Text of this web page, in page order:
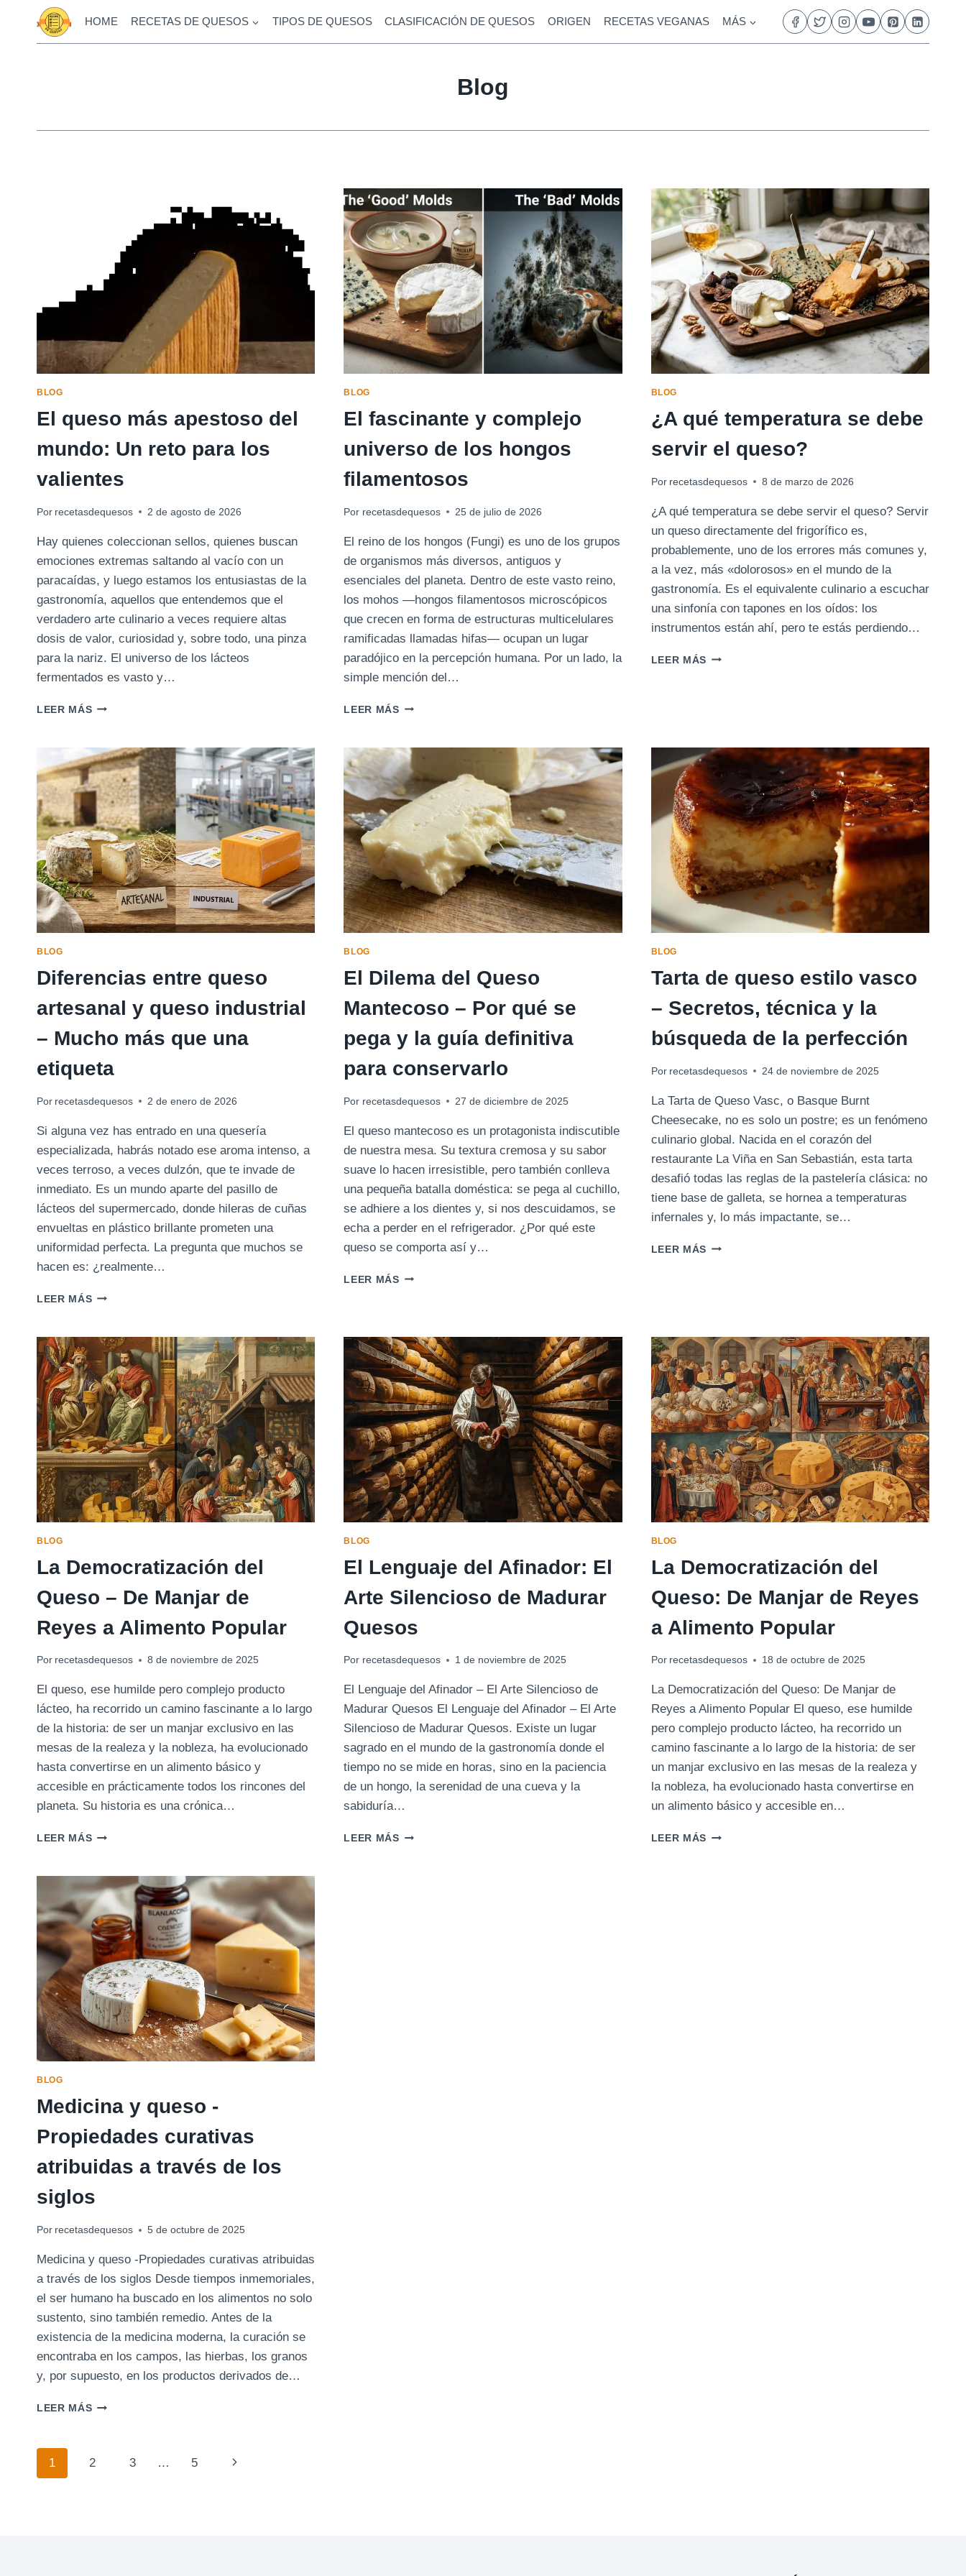
contenido
HOME RECETAS DE QUESOS TIPOS DE QUESOS CLASIFICACIÓN DE QUESOS ORIGEN RECETAS VEGANAS MÁS
Blog
BLOG
El queso más apestoso del
mundo: Un reto para los
valientes
Por recetasdequesos 2 de agosto de 2026
Hay quienes coleccionan sellos, quienes buscan
emociones extremas saltando al vacío con un
paracaídas, y luego estamos los entusiastas de la
gastronomía, aquellos que entendemos que el
verdadero arte culinario a veces requiere altas
dosis de valor, curiosidad y, sobre todo, una pinza
para la nariz. El universo de los lácteos
fermentados es vasto y…
LEER MÁSEL
APESTOSO
DEL
MUNDO:
UN
RETO
PARA
LOS
VALIENTES
BLOG
El fascinante y complejo
universo de los hongos
filamentosos
Por recetasdequesos 25 de julio de 2026
El reino de los hongos (Fungi) es uno de los grupos
de organismos más diversos, antiguos y
esenciales del planeta. Dentro de este vasto reino,
los mohos —hongos filamentosos microscópicos
que crecen en forma de estructuras multicelulares
ramificadas llamadas hifas— ocupan un lugar
paradójico en la percepción humana. Por un lado, la
simple mención del…
LEER MÁSEL
COMPLEJO
UNIVERSO
DE
LOS
HONGOS
FILAMENTOSOS
BLOG
¿A qué temperatura se debe
servir el queso?
Por recetasdequesos 8 de marzo de 2026
¿A qué temperatura se debe servir el queso? Servir
un queso directamente del frigorífico es,
probablemente, uno de los errores más comunes y,
a la vez, más «dolorosos» en el mundo de la
gastronomía. Es el equivalente culinario a escuchar
una sinfonía con tapones en los oídos: los
instrumentos están ahí, pero te estás perdiendo…
LEER MÁS ¿A
EL
QUESO?
BLOG
Diferencias entre queso
artesanal y queso industrial
– Mucho más que una
etiqueta
Por recetasdequesos 2 de enero de 2026
Si alguna vez has entrado en una quesería
especializada, habrás notado ese aroma intenso, a
veces terroso, a veces dulzón, que te invade de
inmediato. Es un mundo aparte del pasillo de
lácteos del supermercado, donde hileras de cuñas
envueltas en plástico brillante prometen una
uniformidad perfecta. La pregunta que muchos se
hacen es: ¿realmente…
LEER MÁSDIFERENCIAS
ARTESANAL
QUESO
INDUSTRIAL
–
MUCHO
MÁS
QUE
UNA
ETIQUETA
BLOG
El Dilema del Queso
Mantecoso – Por qué se
pega y la guía definitiva
para conservarlo
Por recetasdequesos 27 de diciembre de 2025
El queso mantecoso es un protagonista indiscutible
de nuestra mesa. Su textura cremosa y su sabor
suave lo hacen irresistible, pero también conlleva
una pequeña batalla doméstica: se pega al cuchillo,
se adhiere a los dientes y, si nos descuidamos, se
echa a perder en el refrigerador. ¿Por qué este
queso se comporta así y…
LEER MÁSEL
MANTECOSO
–
POR
QUÉ
SE
PEGA
Y
LA
GUÍA
DEFINITIVA
PARA
CONSERVARLO
BLOG
Tarta de queso estilo vasco
– Secretos, técnica y la
búsqueda de la perfección
Por recetasdequesos 24 de noviembre de 2025
La Tarta de Queso Vasc, o Basque Burnt
Cheesecake, no es solo un postre; es un fenómeno
culinario global. Nacida en el corazón del
restaurante La Viña en San Sebastián, esta tarta
desafió todas las reglas de la pastelería clásica: no
tiene base de galleta, se hornea a temperaturas
infernales y, lo más impactante, se…
LEER MÁS TARTA
SECRETOS,
TÉCNICA
Y
LA
BÚSQUEDA
DE
LA
PERFECCIÓN
BLOG
La Democratización del
Queso – De Manjar de
Reyes a Alimento Popular
Por recetasdequesos 8 de noviembre de 2025
El queso, ese humilde pero complejo producto
lácteo, ha recorrido un camino fascinante a lo largo
de la historia: de ser un manjar exclusivo en las
mesas de la realeza y la nobleza, ha evolucionado
hasta convertirse en un alimento básico y
accesible en prácticamente todos los rincones del
planeta. Su historia es una crónica…
LEER MÁSLA
QUESO
–
DE
MANJAR
DE
REYES
A
ALIMENTO
POPULAR
BLOG
El Lenguaje del Afinador: El
Arte Silencioso de Madurar
Quesos
Por recetasdequesos 1 de noviembre de 2025
El Lenguaje del Afinador – El Arte Silencioso de
Madurar Quesos El Lenguaje del Afinador – El Arte
Silencioso de Madurar Quesos. Existe un lugar
sagrado en el mundo de la gastronomía donde el
tiempo no se mide en horas, sino en la paciencia
de un hongo, la serenidad de una cueva y la
sabiduría…
LEER MÁSEL
BLOG
La Democratización del
Queso: De Manjar de Reyes
a Alimento Popular
Por recetasdequesos 18 de octubre de 2025
La Democratización del Queso: De Manjar de
Reyes a Alimento Popular El queso, ese humilde
pero complejo producto lácteo, ha recorrido un
camino fascinante a lo largo de la historia: de ser
un manjar exclusivo en las mesas de la realeza y
la nobleza, ha evolucionado hasta convertirse en
un alimento básico y accesible en…
LEER MÁS LA
BLOG
Medicina y queso -
Propiedades curativas
atribuidas a través de los
siglos
Por recetasdequesos 5 de octubre de 2025
Medicina y queso -Propiedades curativas atribuidas
a través de los siglos Desde tiempos inmemoriales,
el ser humano ha buscado en los alimentos no solo
sustento, sino también remedio. Antes de la
existencia de la medicina moderna, la curación se
encontraba en los campos, las hierbas, los granos
y, por supuesto, en los productos derivados de…
LEER MÁSMEDICINA
PROPIEDADES
Navegación
1 2 3 … 5
Siguiente